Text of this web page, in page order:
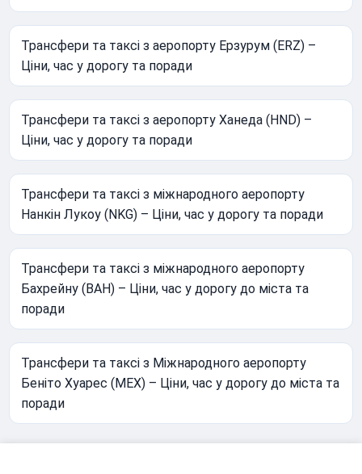
Трансфери та таксі з аеропорту Ерзурум (ERZ) –
Ціни, час у дорогу та поради
Трансфери та таксі з аеропорту Ханеда (HND) –
Ціни, час у дорогу та поради
Трансфери та таксі з міжнародного аеропорту
Нанкін Лукоу (NKG) – Ціни, час у дорогу та поради
Трансфери та таксі з міжнародного аеропорту
Бахрейну (BAH) – Ціни, час у дорогу до міста та
поради
Трансфери та таксі з Міжнародного аеропорту
Беніто Хуарес (MEX) – Ціни, час у дорогу до міста та
поради